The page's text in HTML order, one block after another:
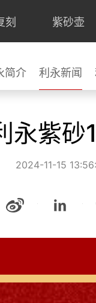
刻 紫砂壶
简介 利永新闻
永紫
2024-11-15